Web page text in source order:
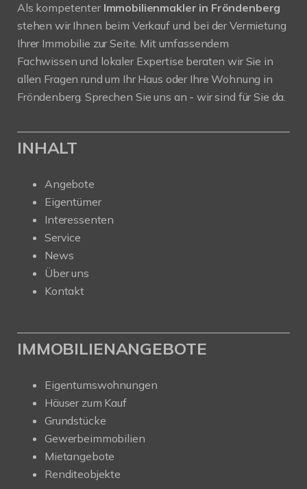
Als kompetenter Immobilienmakler in Fröndenberg
stehen wir Ihnen beim Verkauf und bei der Vermietung
Ihrer Immobilie zur Seite. Mit umfassendem
Fachwissen und lokaler Expertise beraten wir Sie in
allen Fragen rund um Ihr Haus oder Ihre Wohnung in
Fröndenberg. Sprechen Sie uns an - wir sind für Sie da.
INHALT
Angebote
Eigentümer
Interessenten
Service
News
Über uns
Kontakt
IMMOBILIENANGEBOTE
Eigentumswohnungen
Häuser zum Kauf
Grundstücke
Gewerbeimmobilien
Mietangebote
Renditeobjekte